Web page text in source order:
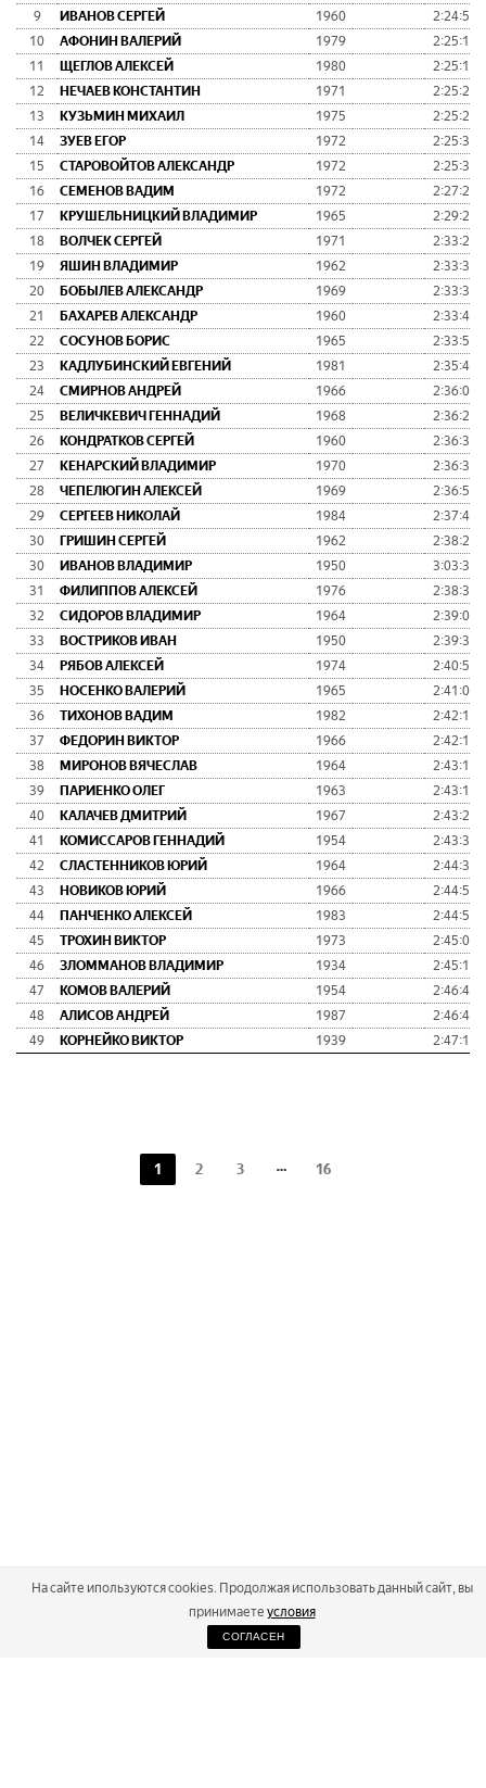
9
ИВАНОВ СЕРГЕЙ 1960
2:24:57
10
АФОНИН ВАЛЕРИЙ 1979
2:25:13
11
ЩЕГЛОВ АЛЕКСЕЙ 1980
2:25:19
12
НЕЧАЕВ КОНСТАНТИН 1971
2:25:25
13
КУЗЬМИН МИХАИЛ 1975
2:25:26
14
ЗУЕВ ЕГОР 1972
2:25:30
15
СТАРОВОЙТОВ АЛЕКСАНДР 1972
2:25:32
16
СЕМЕНОВ ВАДИМ 1972
2:27:24
17
КРУШЕЛЬНИЦКИЙ ВЛАДИМИР 1965
2:29:26
18
ВОЛЧЕК СЕРГЕЙ 1971
2:33:25
19
ЯШИН ВЛАДИМИР 1962
2:33:34
20
БОБЫЛЕВ АЛЕКСАНДР 1969
2:33:37
21
БАХАРЕВ АЛЕКСАНДР 1960
2:33:47
22
СОСУНОВ БОРИС 1965
2:33:51
23
КАДЛУБИНСКИЙ ЕВГЕНИЙ 1981
2:35:40
24
СМИРНОВ АНДРЕЙ 1966
2:36:07
25
ВЕЛИЧКЕВИЧ ГЕННАДИЙ 1968
2:36:26
26
КОНДРАТКОВ СЕРГЕЙ 1960
2:36:35
27
КЕНАРСКИЙ ВЛАДИМИР 1970
2:36:37
28
ЧЕПЕЛЮГИН АЛЕКСЕЙ 1969
2:36:59
29
СЕРГЕЕВ НИКОЛАЙ 1984
2:37:42
30
ГРИШИН СЕРГЕЙ 1962
2:38:25
30
ИВАНОВ ВЛАДИМИР 1950
3:03:32
31
ФИЛИППОВ АЛЕКСЕЙ 1976
2:38:30
32
СИДОРОВ ВЛАДИМИР 1964
2:39:08
33
ВОСТРИКОВ ИВАН 1950
2:39:34
34
РЯБОВ АЛЕКСЕЙ 1974
2:40:56
35
НОСЕНКО ВАЛЕРИЙ 1965
2:41:01
36
ТИХОНОВ ВАДИМ 1982
2:42:16
37
ФЕДОРИН ВИКТОР 1966
2:42:19
38
МИРОНОВ ВЯЧЕСЛАВ 1964
2:43:11
39
ПАРИЕНКО ОЛЕГ 1963
2:43:17
40
КАЛАЧЕВ ДМИТРИЙ 1967
2:43:23
41
КОМИССАРОВ ГЕННАДИЙ 1954
2:43:34
42
СЛАСТЕННИКОВ ЮРИЙ 1964
2:44:35
43
НОВИКОВ ЮРИЙ 1966
2:44:50
44
ПАНЧЕНКО АЛЕКСЕЙ 1983
2:44:59
45
ТРОХИН ВИКТОР 1973
2:45:05
46
ЗЛОММАНОВ ВЛАДИМИР 1934
2:45:19
47
КОМОВ ВАЛЕРИЙ 1954
2:46:42
48
АЛИСОВ АНДРЕЙ 1987
2:46:46
49
КОРНЕЙКО ВИКТОР 1939 2:47:15
1 2 3 16
2026
На сайте ипользуются cookies. Продолжая использовать данный сайт, вы
принимаете условия
СОГЛАСЕН